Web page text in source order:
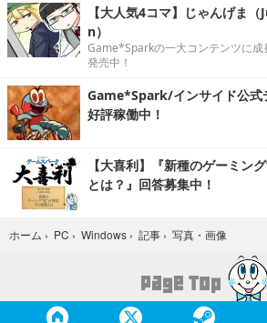
【大人気4コマ】じゃんげま
n）
Game*Sparkの一大コンテンツに
発売中！
Game*Spark/インサイド公式
好評稼働中！
【大喜利】『新種のゲーミン
とは？』回答募集中！
ホーム › PC › Windows › 記事 › 写真・画像